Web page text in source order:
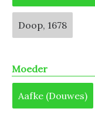
Doop, 1678
Moeder
Aafke (Douwes)